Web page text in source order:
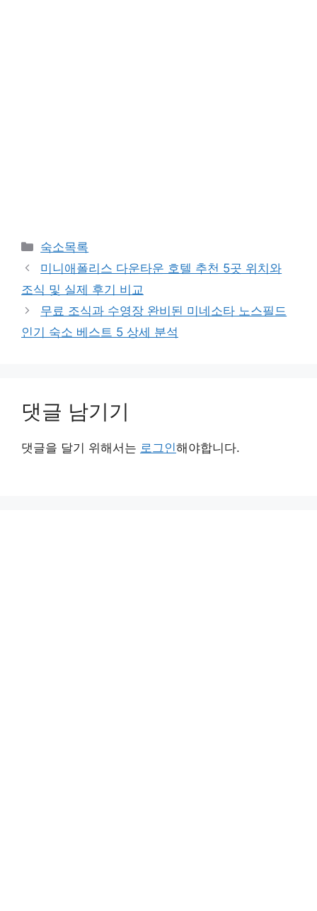
카
테
고
리
숙소목록
미니애폴리스 다운타운 호텔 추천 5곳 위치와
조식 및 실제 후기 비교
무료 조식과 수영장 완비된 미네소타 노스필드
인기 숙소 베스트 5 상세 분석
댓글 남기기
댓글을 달기 위해서는 로그인해야합니다.